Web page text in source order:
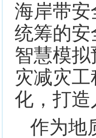
海岸带
统筹的
智慧模
灾减灾
化，打
作为地